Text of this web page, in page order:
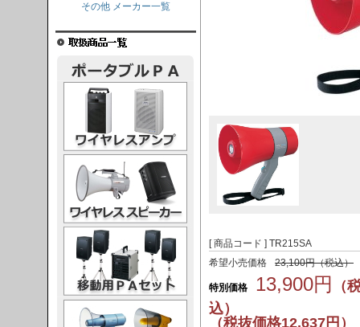
[ 商品コード ] TR215SA
希望小売価格
23,100円（税込）
特別価格 13,900円 （
込）
（税抜価格12,637円）
その他 メーカー一覧